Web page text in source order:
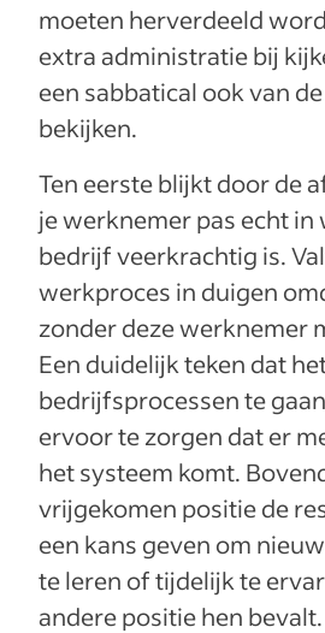
moeten herverdeeld
extra administratie bij
een sabbatical ook van
bekijken.
Ten eerste blijkt door de
je werknemer pas echt in
bedrijf veerkrachtig is.
werkproces in duigen
zonder deze werknemer
Een duidelijk teken dat
bedrijfsprocessen te
ervoor te zorgen dat er
het systeem komt.
vrijgekomen positie de
een kans geven om
te leren of tijdelijk te
andere positie hen